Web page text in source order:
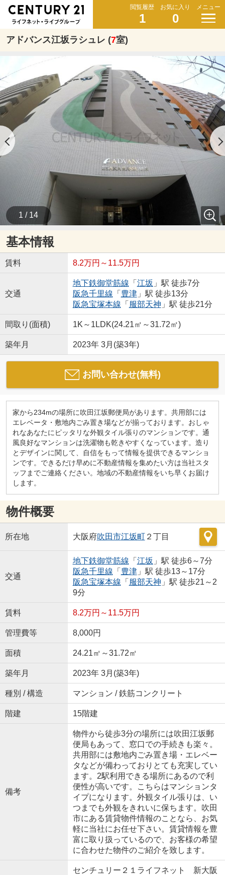
閲覧履歴
1
お気に入り
0
メニュー
アドバンス江坂ラシュレ (7室)
1 / 14
基本情報
賃料 8.2万円～11.5万円
交通
地下鉄御堂筋線 「 江坂 」駅 徒歩7分
阪急千里線 「 豊津」駅 徒歩13分
阪急宝塚本線 「 服部天神 」駅 徒歩21分
間取り(面積) 1K～1LDK(24.21㎡～31.72㎡)
築年月 2023年 3月(築3年)
お問い合わせ(無料)
家から234mの場所に吹田江坂郵便局があります。共用部には
エレベータ・敷地内ごみ置き場などが揃っております。おしゃ
れなあなたにピッタリな外観タイル張りのマンションです。通
風良好なマンションは洗濯物も乾きやすくなっています。造り
とデザインに関して、自信をもって情報を提供できるマンショ
ンです。できるだけ早めに不動産情報を集めたい方は当社スタ
ッフまでご連絡ください。地域の不動産情報をいち早くお届け
します。
物件概要
所在地 大阪府吹田市江坂町２丁目
交通
地下鉄御堂筋線 「 江坂 」駅 徒歩6～7分
阪急千里線 「 豊津」駅 徒歩13～17分
阪急宝塚本線 「 服部天神 」駅 徒歩21～2
9分
賃料 8.2万円～11.5万円
管理費等 8,000円
面積 24.21㎡～31.72㎡
築年月 2023年 3月(築3年)
種別 / 構造 マンション / 鉄筋コンクリート
階建 15階建
備考
物件から徒歩3分の場所には吹田江坂郵
便局もあって、窓口での手続きも楽々。
共用部には敷地内ごみ置き場・エレベー
タなどが備わっておりとても充実してい
ます。2駅利用できる場所にあるので利
便性が高いです。こちらはマンションタ
イプになります。外観タイル張りは、い
つまでも外観をきれいに保ちます。吹田
市にある賃貸物件情報のことなら、お気
軽に当社にお任せ下さい。賃貸情報を豊
富に取り扱っているので、お客様の希望
に合わせた物件のご紹介を致します。
センチュリー２１ライフネット 新大阪